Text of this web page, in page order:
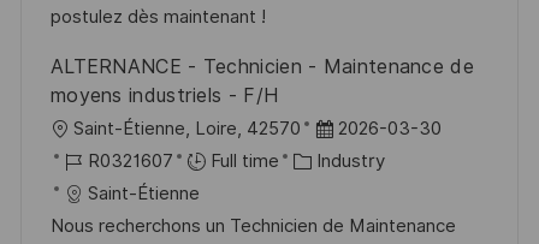
t
y
postulez dès maintenant !
ALTERNANCE - Technicien - Maintenance de
moyens industriels - F/H
L
o
c
a
Saint-Étienne, Loire, 42570
P
o
t
2026-03-30
J
o
b
R0321607 Full time
C
t
Industry
Saint-Étienne
Nous recherchons un Technicien de Maintenance